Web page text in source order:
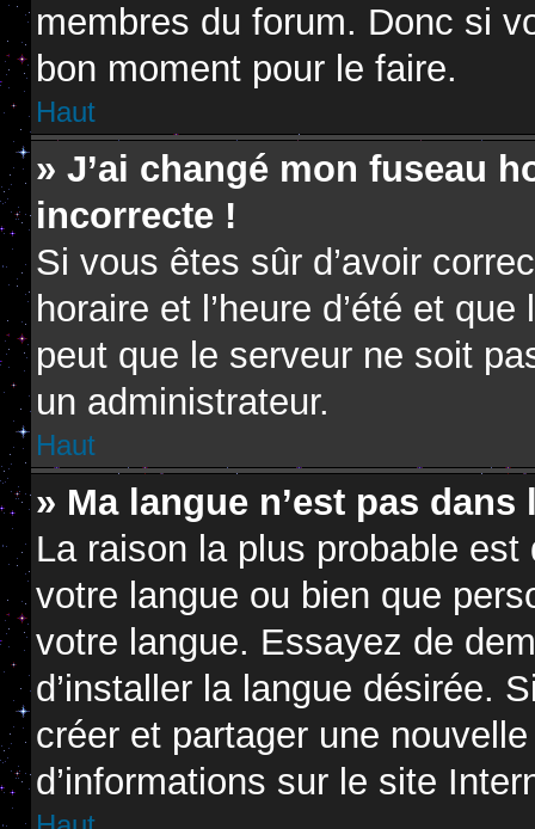
membres du forum. Donc si
bon moment pour le faire.
Haut
» J’ai changé mon fuseau
incorrecte !
Si vous êtes sûr d’avoir
horaire et l’heure d’été et
peut que le serveur ne soit
un administrateur.
Haut
» Ma langue n’est pas dans
La raison la plus probable est
votre langue ou bien que
votre langue. Essayez de
d’installer la langue désirée.
créer et partager une
d’informations sur le site